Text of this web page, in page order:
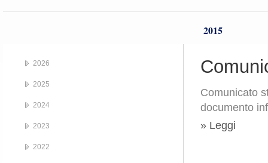
2015
Comunicato
documento
» Leggi
2026
2025
2024
2023
2022